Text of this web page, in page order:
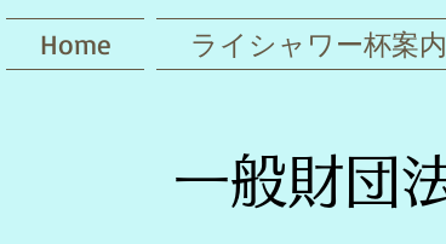
Home ライシャワー杯案内
一般財団